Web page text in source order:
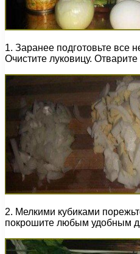
1. Заранее подготовьте все
Очистите луковицу.
2. Мелкими кубиками
покрошите любым удобным